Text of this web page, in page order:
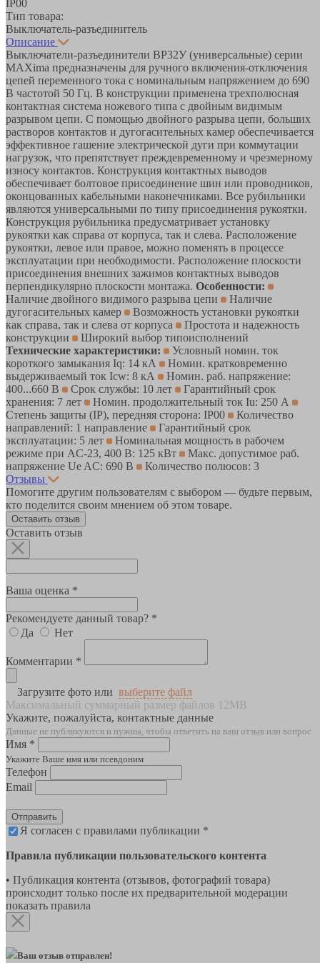
IP00
Тип товара:
Выключатель-разъединитель
Описание
Выключатели-разъединители ВР32У (универсальные) серии
MAXima предназначены для ручного включения-отключения
цепей переменного тока с номинальным напряжением до 690
В частотой 50 Гц. В конструкции применена трехполюсная
контактная система ножевого типа с двойным видимым
разрывом цепи. С помощью двойного разрыва цепи, больших
растворов контактов и дугогасительных камер обеспечивается
эффективное гашение электрической дуги при коммутации
нагрузок, что препятствует преждевременному и чрезмерному
износу контактов. Конструкция контактных выводов
обеспечивает болтовое присоединение шин или проводников,
оконцованных кабельными наконечниками. Все рубильники
являются универсальными по типу присоединения рукоятки.
Конструкция рубильника предусматривает установку
рукоятки как справа от корпуса, так и слева. Расположение
рукоятки, левое или правое, можно поменять в процессе
эксплуатации при необходимости. Расположение плоскости
присоединения внешних зажимов контактных выводов
перпендикулярно плоскости монтажа. Особенности:
Наличие двойного видимого разрыва цепи
Наличие
дугогасительных камер
Возможность установки рукоятки
как справа, так и слева от корпуса
Простота и надежность
конструкции
Широкий выбор типоисполнений
Технические характеристики:
Условный номин. ток
короткого замыкания Iq: 14 кА
Номин. кратковременно
выдерживаемый ток Icw: 8 кА
Номин. раб. напряжение:
400...660 В
Срок службы: 10 лет
Гарантийный срок
хранения: 7 лет
Номин. продолжительный ток Iu: 250 А
Степень защиты (IP), передняя сторона: IP00
Количество
направлений: 1 направление
Гарантийный срок
эксплуатации: 5 лет
Номинальная мощность в рабочем
режиме при AC-23, 400 В: 125 кВт
Макс. допустимое раб.
напряжение Ue AC: 690 В
Количество полюсов: 3
Отзывы
Помогите другим пользователям с выбором — будьте первым,
кто поделится своим мнением об этом товаре.
Оставить отзыв
Оставить отзыв
Ваша оценка *
Рекомендуете данный товар? *
Да
Нет
Комментарии *
Загрузите фото или выберите файл
Максимальный суммарный размер файлов 12MB
Укажите, пожалуйста, контактные данные
Данные не публикуются и нужны, чтобы ответить на ваш отзыв или вопрос
Имя *
Укажите Ваше имя или псевдоним
Телефон
Email
Отправить
Я согласен с правилами публикации *
Правила публикации пользовательского контента
• Публикация контента (отзывов, фотографий товара)
происходит только после их предварительной модерации
показать правила
Ваш отзыв отправлен!